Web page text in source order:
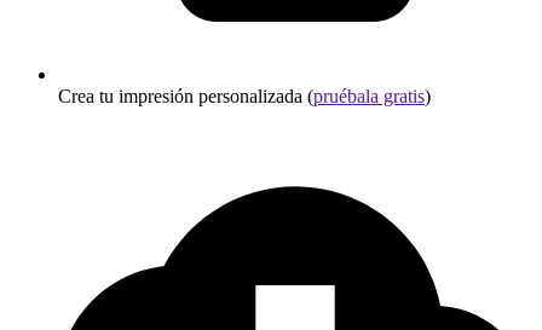
Crea tu impresión personalizada (pruébala gratis)